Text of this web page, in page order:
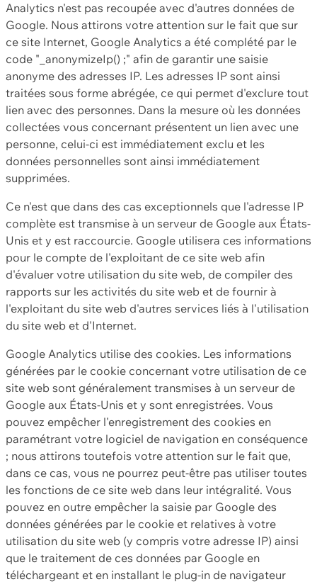
Analytics n'est pas recoupée avec d'autres données de
Google. Nous attirons votre attention sur le fait que sur
ce site Internet, Google Analytics a été complété par le
code "_anonymizeIp() ;" afin de garantir une saisie
anonyme des adresses IP. Les adresses IP sont ainsi
traitées sous forme abrégée, ce qui permet d'exclure tout
lien avec des personnes. Dans la mesure où les données
collectées vous concernant présentent un lien avec une
personne, celui-ci est immédiatement exclu et les
données personnelles sont ainsi immédiatement
supprimées.
Ce n'est que dans des cas exceptionnels que l'adresse IP
complète est transmise à un serveur de Google aux États-
Unis et y est raccourcie. Google utilisera ces informations
pour le compte de l'exploitant de ce site web afin
d'évaluer votre utilisation du site web, de compiler des
rapports sur les activités du site web et de fournir à
l'exploitant du site web d'autres services liés à l'utilisation
du site web et d'Internet.
Google Analytics utilise des cookies. Les informations
générées par le cookie concernant votre utilisation de ce
site web sont généralement transmises à un serveur de
Google aux États-Unis et y sont enregistrées. Vous
pouvez empêcher l'enregistrement des cookies en
paramétrant votre logiciel de navigation en conséquence
; nous attirons toutefois votre attention sur le fait que,
dans ce cas, vous ne pourrez peut-être pas utiliser toutes
les fonctions de ce site web dans leur intégralité. Vous
pouvez en outre empêcher la saisie par Google des
données générées par le cookie et relatives à votre
utilisation du site web (y compris votre adresse IP) ainsi
que le traitement de ces données par Google en
téléchargeant et en installant le plug-in de navigateur